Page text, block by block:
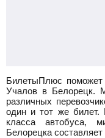
БилетыПлюс поможет
Учалов в Белорецк.
различных
один и тот же билет.
класса автобуса,
Белорецка составляет